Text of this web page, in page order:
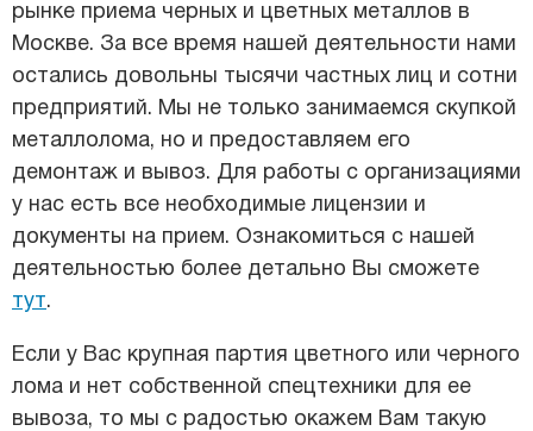
рынке приема черных и цветных металлов в
Москве. За все время нашей деятельности нами
остались довольны тысячи частных лиц и сотни
предприятий. Мы не только занимаемся скупкой
металлолома, но и предоставляем его
демонтаж и вывоз. Для работы с организациями
у нас есть все необходимые лицензии и
документы на прием. Ознакомиться с нашей
деятельностью более детально Вы сможете
тут.
Если у Вас крупная партия цветного или черного
лома и нет собственной спецтехники для ее
вывоза, то мы с радостью окажем Вам такую